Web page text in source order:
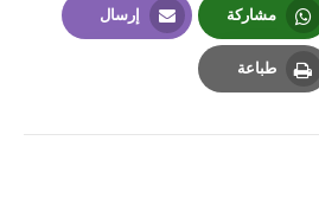
مشاركة
Whatsapp
إرسال
طباعة